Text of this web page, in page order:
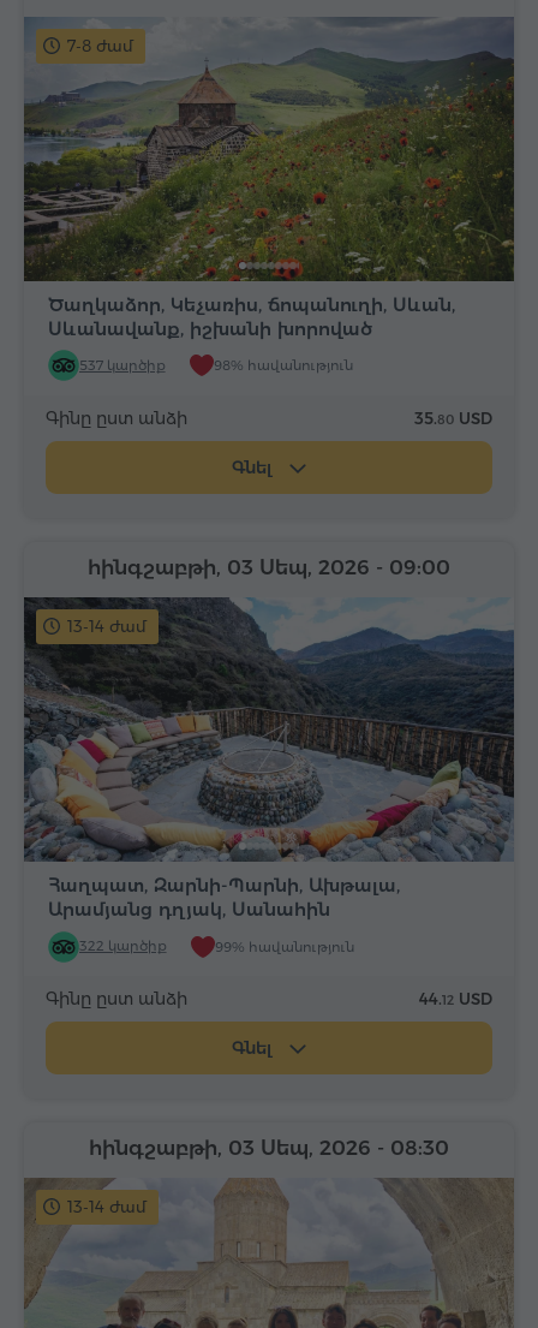
7-8 ժամ
Ծաղկաձոր, Կեչառիս, ճոպանուղի, Սևան,
Սևանավանք, իշխանի խորոված
537 կարծիք 98% հավանություն
Գինը ըստ անձի 35.80 USD
Գնել
13-14 ժամ
Հաղպատ, Զարնի-Պարնի, Ախթալա,
Արամյանց դղյակ, Սանահին
322 կարծիք 99% հավանություն
հինգշաբթի, 03 Սեպ, 2026 - 09:00
Գինը ըստ անձի 44.12 USD
Գնել
13-14 ժամ
հինգշաբթի, 03 Սեպ, 2026 - 08:30